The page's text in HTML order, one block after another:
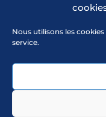
Nous utilisons les
service.
SUIVEZ-